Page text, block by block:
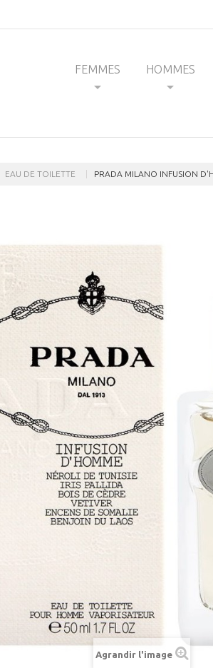
FEMMES HOMMES
EAU DE TOILETTE PRADA MILANO INFUSION
Agrandir l'image